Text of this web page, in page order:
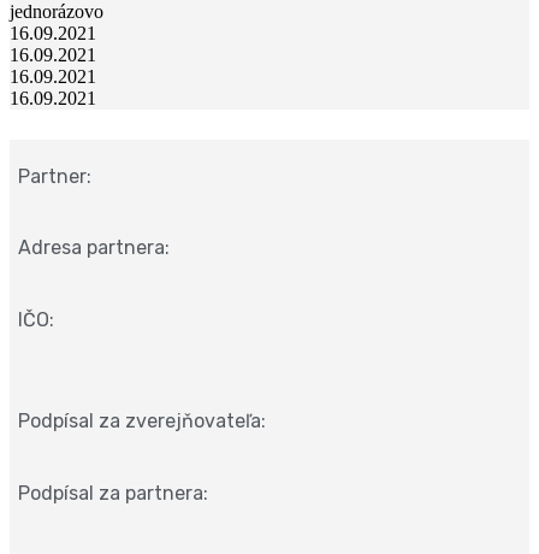
jednorázovo
16.09.2021
16.09.2021
16.09.2021
16.09.2021
Partner:
Adresa partnera:
IČO:
Podpísal za zverejňovateľa:
Podpísal za partnera: